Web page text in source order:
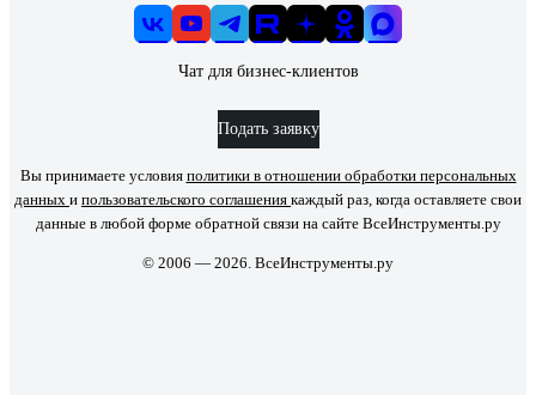
Чат для бизнес-клиентов
Подать заявку
Вы принимаете условия политики в отношении обработки персональных
данных и пользовательского соглашения каждый раз, когда оставляете свои
данные в любой форме обратной связи на сайте ВсеИнструменты.ру
© 2006 — 2026. ВсеИнструменты.ру